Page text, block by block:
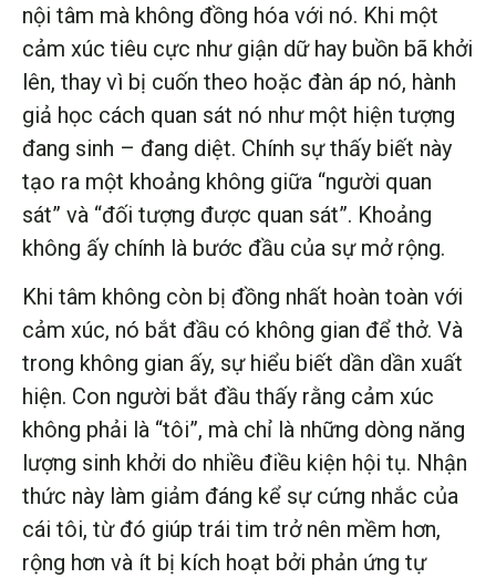
nội tâm mà không đồng hóa với nó. Khi một
cảm xúc tiêu cực như giận dữ hay buồn bã khởi
lên, thay vì bị cuốn theo hoặc đàn áp nó, hành
giả học cách quan sát nó như một hiện tượng
đang sinh – đang diệt. Chính sự thấy biết này
tạo ra một khoảng không giữa “người quan
sát” và “đối tượng được quan sát”. Khoảng
không ấy chính là bước đầu của sự mở rộng.
Khi tâm không còn bị đồng nhất hoàn toàn với
cảm xúc, nó bắt đầu có không gian để thở. Và
trong không gian ấy, sự hiểu biết dần dần xuất
hiện. Con người bắt đầu thấy rằng cảm xúc
không phải là “tôi”, mà chỉ là những dòng năng
lượng sinh khởi do nhiều điều kiện hội tụ. Nhận
thức này làm giảm đáng kể sự cứng nhắc của
cái tôi, từ đó giúp trái tim trở nên mềm hơn,
rộng hơn và ít bị kích hoạt bởi phản ứng tự